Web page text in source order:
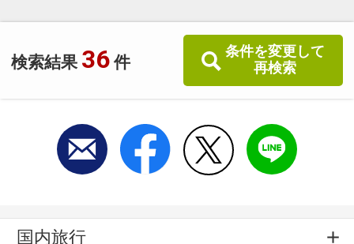
検索結果 36 件
条件を変更して
再検索
国内旅行